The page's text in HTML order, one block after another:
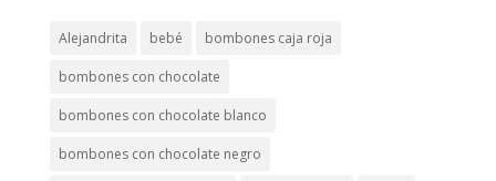
Alejandrita bebé bombones caja roja
bombones con chocolate
bombones con chocolate blanco
bombones con chocolate negro